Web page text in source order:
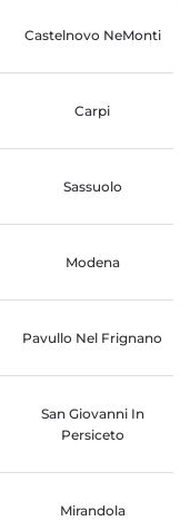
Castelnovo NeMonti
Carpi
Sassuolo
Modena
Pavullo Nel Frignano
San Giovanni In
Persiceto
Mirandola